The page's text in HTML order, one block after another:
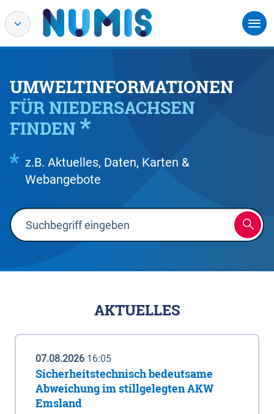
UMWELTINFORMATIONEN
FÜR NIEDERSACHSEN
FINDEN
z.B. Aktuelles, Daten, Karten &
Webangebote
AKTUELLES
07.08.2026 16:05
Sicherheitstechnisch bedeutsame
Abweichung im stillgelegten AKW
Emsland